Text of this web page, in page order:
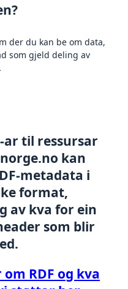
der du kan be om data,
som gjeld deling av
ar til ressursar
kan
metadata i
format,
av kva for ein
som blir
om RDF og kva